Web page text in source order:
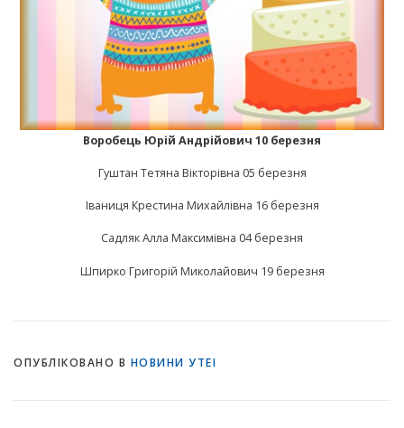
Воробець Юрій Андрійович 10 березня
Гуштан Тетяна Вікторівна 05 березня
Іваниця Крестина Михайлівна 16 березня
Садляк Алла Максимівна 04 березня
Шпирко Григорій Миколайович 19 березня
ОПУБЛІКОВАНО В НОВИНИ УТЕІ